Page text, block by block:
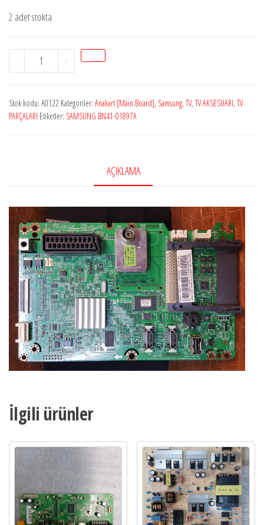
2 adet stokta
-
STOK
A0122
BN41-
01897A,
Samsung
UE39EH5003W
adet
+
Stok kodu: A0122 Kategoriler: Anakart [Main Board], Samsung, TV, TV AKSESUARI, TV
PARÇALARI Etiketler: SAMSUNG BN41-01897A
AÇIKLAMA
İlgili ürünler